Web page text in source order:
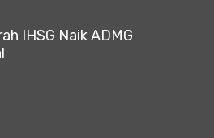
IHSG Naik ADMG